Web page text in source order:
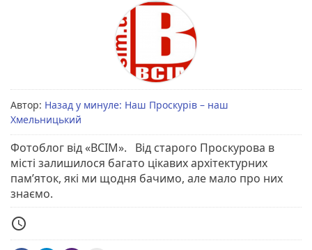
Автор: Назад у минуле: Наш Проскурів – наш
Хмельницький
Фотоблог від «ВСІМ». Від старого Проскурова в
місті залишилося багато цікавих архітектурних
пам’яток, які ми щодня бачимо, але мало про них
знаємо.
access_time